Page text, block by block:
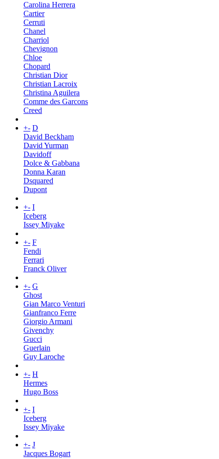
Carolina Herrera
Cartier
Cerruti
Chanel
Charriol
Chevignon
Chloe
Chopard
Christian Dior
Christian Lacroix
Christina Aguilera
Comme des Garcons
Creed
+- D
David Beckham
David Yurman
Davidoff
Dolce & Gabbana
Donna Karan
Dsquared
Dupont
+- I
Iceberg
Issey Miyake
+- F
Fendi
Ferrari
Franck Oliver
+- G
Ghost
Gian Marco Venturi
Gianfranco Ferre
Giorgio Armani
Givenchy
Gucci
Guerlain
Guy Laroche
+- H
Hermes
Hugo Boss
+- I
Iceberg
Issey Miyake
+- J
Jacques Bogart